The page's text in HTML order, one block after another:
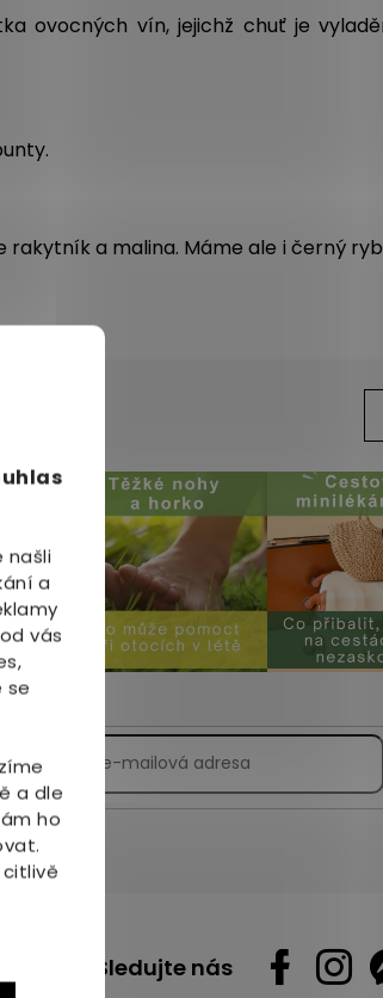
našli
a
vás
se
a dle
ho
ovocných vín, jejichž chuť je
a malina. Máme ale i černý
Sledujte nás